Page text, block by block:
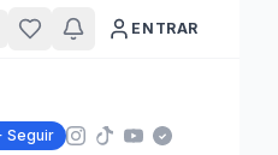
ENTRAR
Seguir